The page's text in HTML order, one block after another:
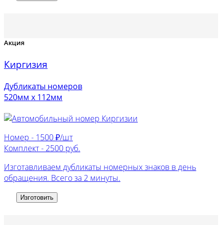
Акция
Киргизия
Дубликаты номеров
520мм х 112мм
Номер - 1500 ₽/шт
Комплект - 2500 руб.
Изготавливаем дубликаты номерных знаков в день
обращения. Всего за 2 минуты.
Изготовить